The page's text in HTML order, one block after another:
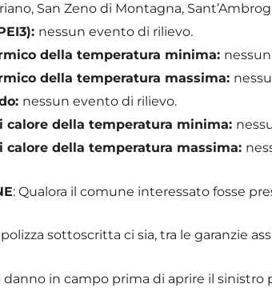
San Zeno di Montagna,
nessun evento di rilievo.
della temperatura minima:
della temperatura massima:
nessun evento di rilievo.
calore della temperatura minima:
calore della temperatura massima:
: Qualora il comune interessato fosse
sottoscritta ci sia, tra le garanzie
danno in campo prima di aprire il sinistro